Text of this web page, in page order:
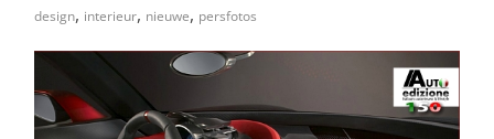
lifestyle
design, interieur, nieuwe, persfotos